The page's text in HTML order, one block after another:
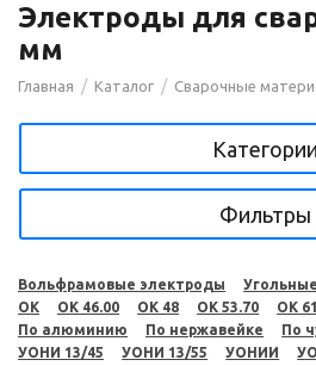
Электроды для
мм
Главная / Каталог / Сварочные
Категории
Фильтры
Вольфрамовые электроды
OK
OK 46.00 OK 48 OK 53.70 OK
По алюминию
По нержавейке По
УОНИ 13/45
УОНИ 13/55 УОНИИ